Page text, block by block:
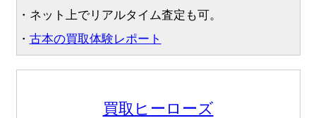
・ネット上でリアルタイム査定も可。
・ 古本の買取体験レポート
買取ヒーローズ